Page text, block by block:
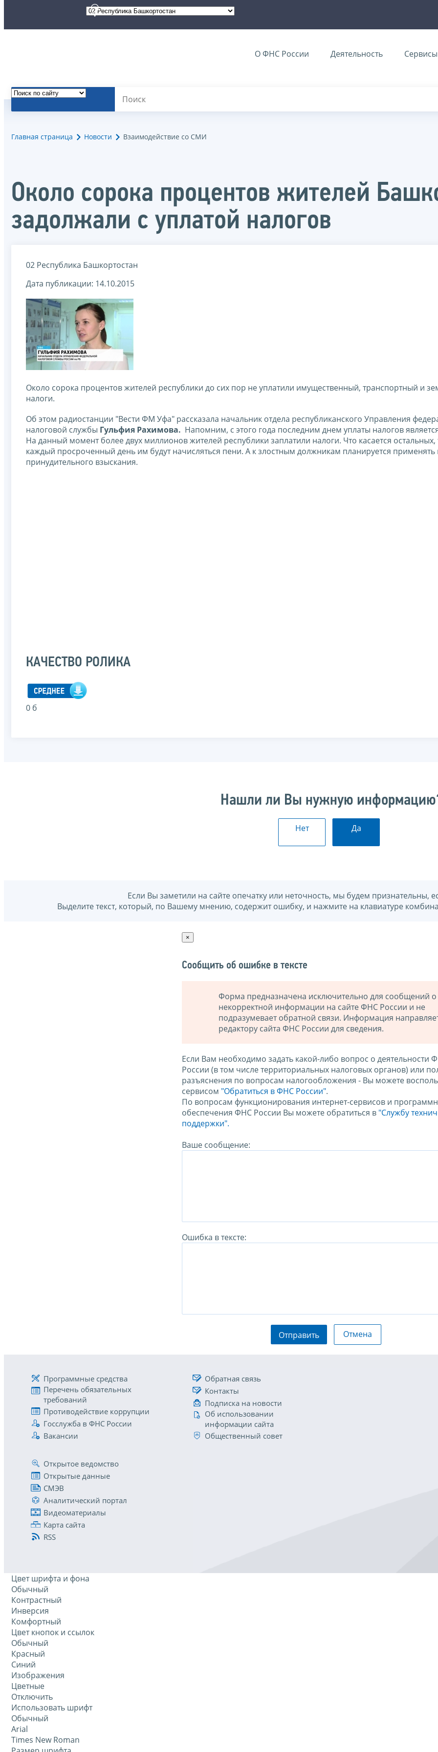
О ФНС России Деятельность Сервисы
Главная страница Новости Взаимодействие со СМИ
Около сорока процентов жителей
задолжали с уплатой налогов
02 Республика Башкортостан
Дата публикации: 14.10.2015
Около сорока процентов жителей республики до сих пор не уплатили имущественный, транспортный и
налоги.
Об этом радиостанции "Вести ФМ Уфа" рассказала начальник отдела республиканского Управления
налоговой службы Гульфия Рахимова. Напомним, с этого года последним днем уплаты налогов
На данный момент более двух миллионов жителей республики заплатили налоги. Что касается остальных,
каждый просроченный день им будут начисляться пени. А к злостным должникам планируется
принудительного взыскания.
КАЧЕСТВО РОЛИКА
0 б
Нашли ли Вы нужную
Нет Да
Если Вы заметили на сайте опечатку или неточность, мы будем признательны,
Выделите текст, который, по Вашему мнению, содержит ошибку, и нажмите на клавиатуре
×
Сообщить об ошибке в тексте
Форма предназначена исключительно для сообщений о
некорректной информации на сайте ФНС России и не
подразумевает обратной связи. Информация
редактору сайта ФНС России для сведения.
Если Вам необходимо задать какой-либо вопрос о деятельности
России (в том числе территориальных налоговых органов) или
разъяснения по вопросам налогообложения - Вы можете
сервисом "Обратиться в ФНС России".
По вопросам функционирования интернет-сервисов и
обеспечения ФНС России Вы можете обратиться в "Службу
поддержки".
Ваше сообщение:
Ошибка в тексте:
Отправить Отмена
Программные средства
Перечень обязательных
требований
Противодействие коррупции
Госслужба в ФНС России
Вакансии
Обратная связь
Контакты
Подписка на новости
Об использовании
информации сайта
Общественный совет
Открытое ведомство
Открытые данные
СМЭВ
Аналитический портал
Видеоматериалы
Карта сайта
RSS
Цвет шрифта и фона
Обычный
Контрастный
Инверсия
Комфортный
Цвет кнопок и ссылок
Обычный
Красный
Синий
Изображения
Цветные
Отключить
Использовать шрифт
Обычный
Arial
Times New Roman